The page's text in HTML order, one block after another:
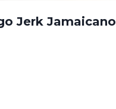
Jerk Jamaicano